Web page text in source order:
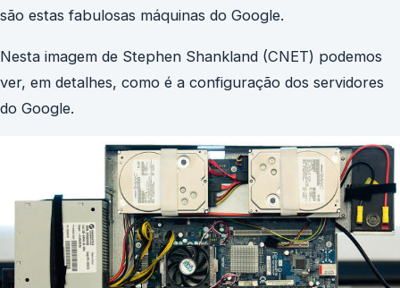
são estas fabulosas máquinas do Google.
Nesta imagem de Stephen Shankland (CNET) podemos
ver, em detalhes, como é a configuração dos servidores
do Google.